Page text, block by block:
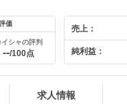
価
イシャの評判
--/100点
売上：
純利益：
求人情報